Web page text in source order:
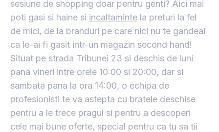
sesiune de shopping doar pentru genti? Aici mai
poti gasi si haine si incaltaminte la preturi la fel
de mici, de la branduri pe care nici nu te gandeai
ca le-ai fi gasit intr-un magazin second hand!
Situat pe strada Tribunei 23 si deschis de luni
pana vineri intre orele 10:00 si 20:00, dar si
sambata pana la ora 14:00, o echipa de
profesionisti te va astepta cu bratele deschise
pentru a le trece pragul si pentru a descoperi
cele mai bune oferte, special pentru ca tu sa tii